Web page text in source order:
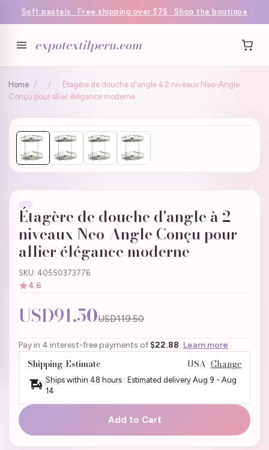
Soft pastels · Free shipping over $75 · Shop the boutique
expotextilperu.com
Home / /
Étagère de douche d'angle à 2 niveaux Neo-Angle
Conçu pour allier élégance moderne
Étagère de douche d'angle à 2
niveaux Neo-Angle Conçu pour
allier élégance moderne
SKU: 40550373776
4.6
USD91.50USD119.50
Pay in 4 interest-free payments of $22.88 Learn more
Shipping Estimate USA Change
Ships within 48 hours · Estimated delivery Aug 9 - Aug
14
Add to Cart